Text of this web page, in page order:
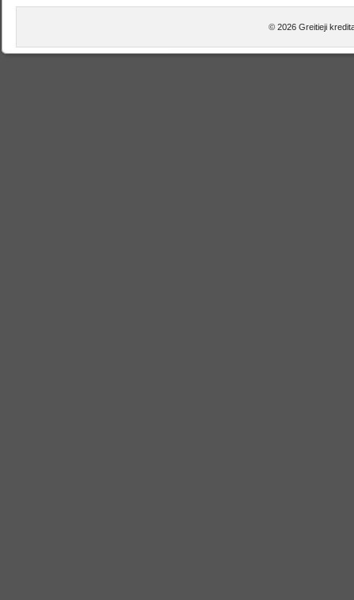
© 2026 Greitieji